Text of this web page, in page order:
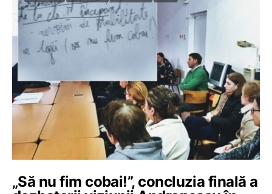
„Să nu fim cobai!”, concluzia finală a